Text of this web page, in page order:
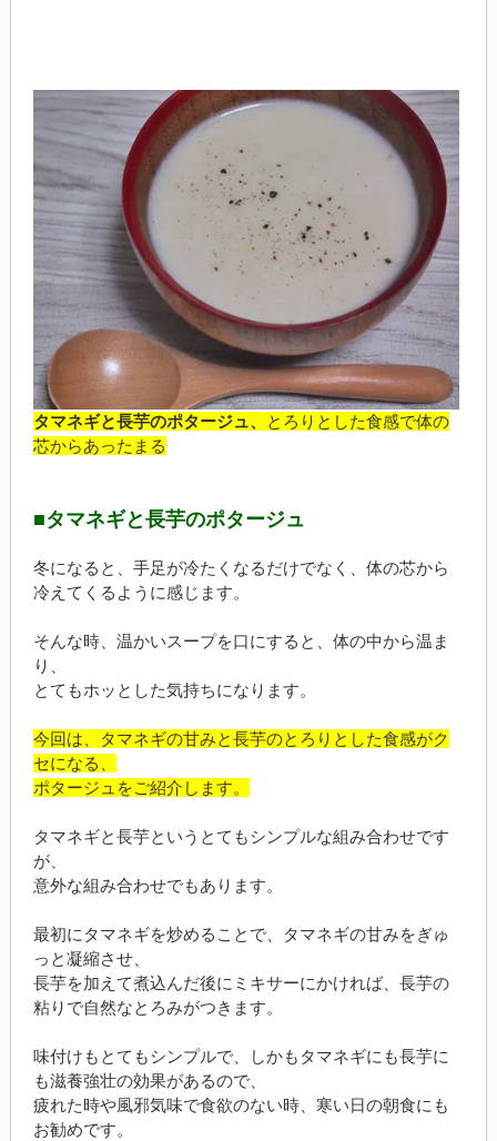
タマネギと長芋のポタージュ、
とろりとした食感で体の
芯からあったまる
■タマネギと長芋のポタージュ
冬になると、手足が冷たくなるだけでなく、体の芯から
冷えてくるように感じます。
そんな時、温かいスープを口にすると、体の中から温ま
り、
とてもホッとした気持ちになります。
今回は、タマネギの甘みと長芋のとろりとした食感がク
セになる、
ポタージュをご紹介します。
タマネギと長芋というとてもシンプルな組み合わせです
が、
意外な組み合わせでもあります。
最初にタマネギを炒めることで、タマネギの甘みをぎゅ
っと凝縮させ、
長芋を加えて煮込んだ後にミキサーにかければ、長芋の
粘りで自然なとろみがつきます。
味付けもとてもシンプルで、しかもタマネギにも長芋に
も滋養強壮の効果があるので、
疲れた時や風邪気味で食欲のない時、寒い日の朝食にも
お勧めです。